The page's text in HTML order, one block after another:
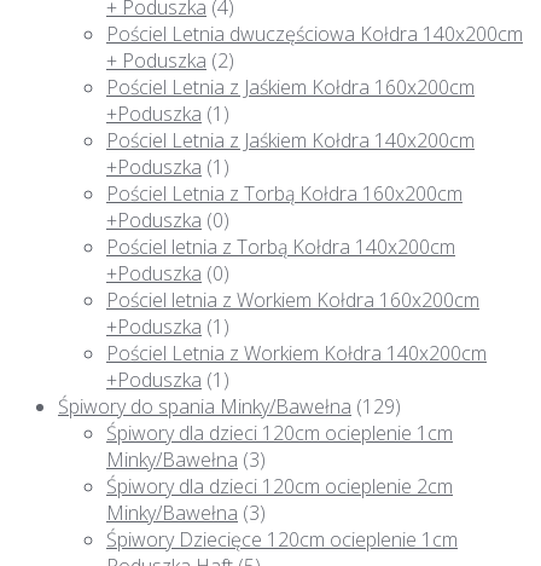
+ Poduszka (4)
Pościel Letnia dwuczęściowa Kołdra 140x200cm
+ Poduszka (2)
Pościel Letnia z Jaśkiem Kołdra 160x200cm
+Poduszka (1)
Pościel Letnia z Jaśkiem Kołdra 140x200cm
+Poduszka (1)
Pościel Letnia z Torbą Kołdra 160x200cm
+Poduszka (0)
Pościel letnia z Torbą Kołdra 140x200cm
+Poduszka (0)
Pościel letnia z Workiem Kołdra 160x200cm
+Poduszka (1)
Pościel Letnia z Workiem Kołdra 140x200cm
+Poduszka (1)
Śpiwory do spania Minky/Bawełna (129)
Śpiwory dla dzieci 120cm ocieplenie 1cm
Minky/Bawełna (3)
Śpiwory dla dzieci 120cm ocieplenie 2cm
Minky/Bawełna (3)
Śpiwory Dziecięce 120cm ocieplenie 1cm